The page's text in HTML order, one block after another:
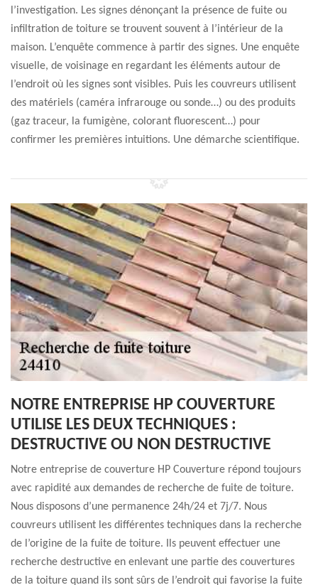
l’investigation. Les signes dénonçant la présence de fuite ou
infiltration de toiture se trouvent souvent à l’intérieur de la
maison. L’enquête commence à partir des signes. Une enquête
visuelle, de voisinage en regardant les éléments autour de
l’endroit où les signes sont visibles. Puis les couvreurs utilisent
des matériels (caméra infrarouge ou sonde…) ou des produits
(gaz traceur, la fumigène, colorant fluorescent…) pour
confirmer les premières intuitions. Une démarche scientifique.
NOTRE ENTREPRISE HP COUVERTURE
UTILISE LES DEUX TECHNIQUES :
DESTRUCTIVE OU NON DESTRUCTIVE
Notre entreprise de couverture HP Couverture répond toujours
avec rapidité aux demandes de recherche de fuite de toiture.
Nous disposons d’une permanence 24h/24 et 7j/7. Nous
couvreurs utilisent les différentes techniques dans la recherche
de l’origine de la fuite de toiture. Ils peuvent effectuer une
recherche destructive en enlevant une partie des couvertures
de la toiture quand ils sont sûrs de l’endroit qui favorise la fuite